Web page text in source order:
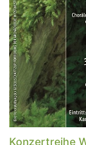
Konzertreihe